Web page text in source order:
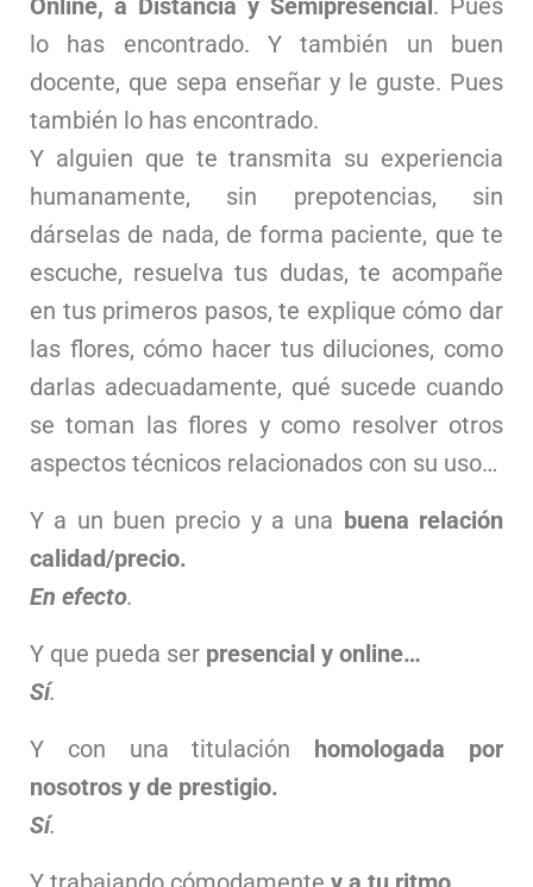
Online, a Distancia y Semipresencial . Pues
lo has encontrado. Y también un buen
docente, que sepa enseñar y le guste. Pues
también lo has encontrado.
Y alguien que te transmita su experiencia
humanamente, sin prepotencias, sin
dárselas de nada, de forma paciente, que te
escuche, resuelva tus dudas, te acompañe
en tus primeros pasos, te explique cómo dar
las flores, cómo hacer tus diluciones, como
darlas adecuadamente, qué sucede cuando
se toman las flores y como resolver otros
aspectos técnicos relacionados con su uso…
Y a un buen precio y a una buena relación
calidad/precio.
En efecto.
Y que pueda ser presencial y online…
Sí.
Y con una titulación
homologada por
nosotros y de prestigio.
Sí.